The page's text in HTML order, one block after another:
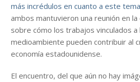
más incrédulos en cuanto a este
ambos mantuvieron una reunión en
sobre cómo los trabajos vinculados a
medioambiente pueden contribuir al
economía estadounidense.
El encuentro, del que aún no hay